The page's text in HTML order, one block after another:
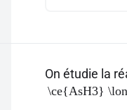
On étudie la
\ce{AsH3}